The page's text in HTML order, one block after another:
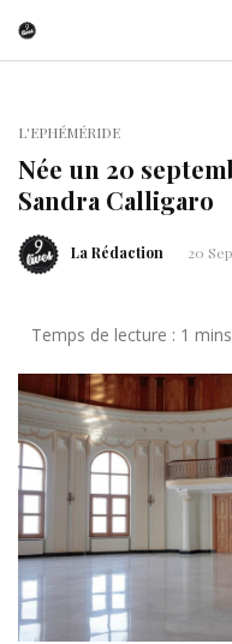
L'EPHÉMÉRIDE
Née un 20
Sandra Calligaro
La Rédaction 20